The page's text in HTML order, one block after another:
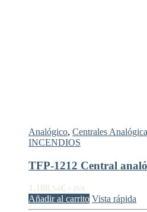
Analógico, Centrales
INCENDIOS
TFP-1212 Central
1.188,54€ + IVA
Añadir al carrito Vista rápida